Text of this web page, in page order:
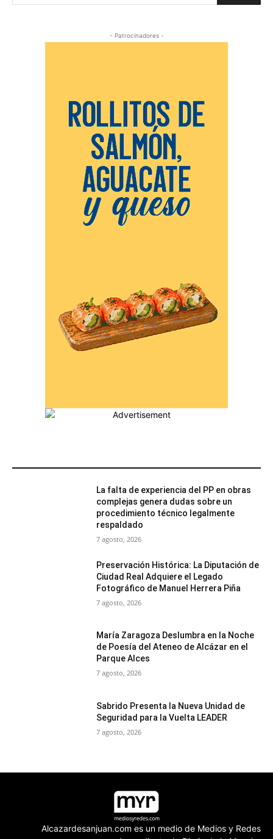
- Patrocinadores -
La falta de experiencia del PP en obras
complejas genera dudas sobre un
procedimiento técnico legalmente
respaldado
7 agosto, 2026
Preservación Histórica: La Diputación de
Ciudad Real Adquiere el Legado
Fotográfico de Manuel Herrera Piña
7 agosto, 2026
María Zaragoza Deslumbra en la Noche
de Poesía del Ateneo de Alcázar en el
Parque Alces
7 agosto, 2026
Sabrido Presenta la Nueva Unidad de
Seguridad para la Vuelta LEADER
7 agosto, 2026
Alcazardesanjuan.com es un medio de Medios y Redes